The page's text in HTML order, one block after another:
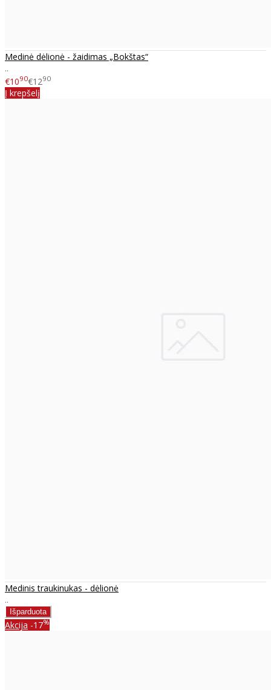
Medinė dėlionė - žaidimas „Bokštas“
..
€1090€1290
Į krepšelį
Medinis traukinukas - dėlionė
..
Akcija -17%